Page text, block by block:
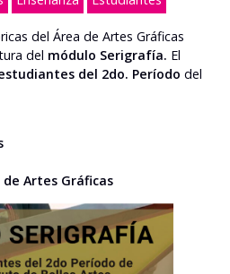
del Área de Artes Gráficas
del módulo Serigrafía. El
del 2do. Período del
Artes Gráficas